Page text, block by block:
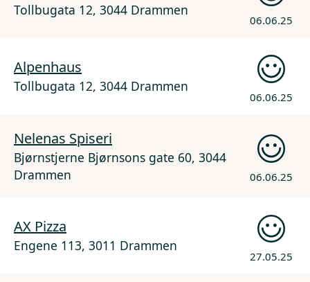
Tollbugata 12, 3044 Drammen
06.06.25
Alpenhaus
Tollbugata 12, 3044 Drammen
06.06.25
Nelenas Spiseri
Bjørnstjerne Bjørnsons gate 60, 3044
Drammen
06.06.25
AX Pizza
Engene 113, 3011 Drammen
27.05.25